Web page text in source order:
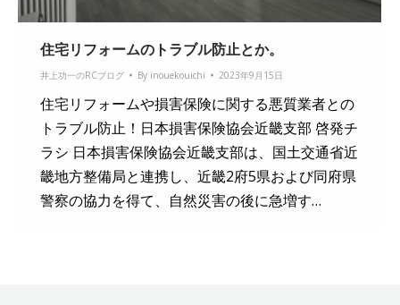
住宅リフォームのトラブル防止とか。
井上功一のRCブログ By inouekouichi 2023年9月15日
住宅リフォームや損害保険に関する悪質業者との
トラブル防止！日本損害保険協会近畿支部 啓発チ
ラシ 日本損害保険協会近畿支部は、国土交通省近
畿地方整備局と連携し、近畿2府5県および同府県
警察の協力を得て、自然災害の後に急増す…